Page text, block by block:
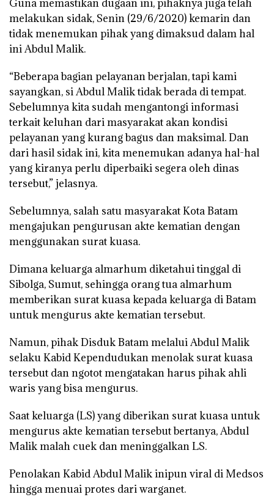
Guna memastikan dugaan ini, pihaknya juga telah
melakukan sidak, Senin (29/6/2020) kemarin dan
tidak menemukan pihak yang dimaksud dalam hal
ini Abdul Malik.
“Beberapa bagian pelayanan berjalan, tapi kami
sayangkan, si Abdul Malik tidak berada di tempat.
Sebelumnya kita sudah mengantongi informasi
terkait keluhan dari masyarakat akan kondisi
pelayanan yang kurang bagus dan maksimal. Dan
dari hasil sidak ini, kita menemukan adanya hal-hal
yang kiranya perlu diperbaiki segera oleh dinas
tersebut,” jelasnya.
Sebelumnya, salah satu masyarakat Kota Batam
mengajukan pengurusan akte kematian dengan
menggunakan surat kuasa.
Dimana keluarga almarhum diketahui tinggal di
Sibolga, Sumut, sehingga orang tua almarhum
memberikan surat kuasa kepada keluarga di Batam
untuk mengurus akte kematian tersebut.
Namun, pihak Disduk Batam melalui Abdul Malik
selaku Kabid Kependudukan menolak surat kuasa
tersebut dan ngotot mengatakan harus pihak ahli
waris yang bisa mengurus.
Saat keluarga (LS) yang diberikan surat kuasa untuk
mengurus akte kematian tersebut bertanya, Abdul
Malik malah cuek dan meninggalkan LS.
Penolakan Kabid Abdul Malik inipun viral di Medsos
hingga menuai protes dari warganet.